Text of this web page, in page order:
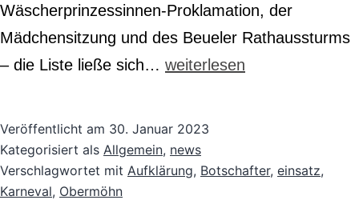
Wäscherprinzessinnen-Proklamation, der
Mädchensitzung und des Beueler Rathaussturms
– die Liste ließe sich… Facettenreiches
psychisch
erkrankte
weiterlesen
Veröffentlicht am 30. Januar 2023
Kategorisiert als Allgemein, news
Verschlagwortet mit Aufklärung, Botschafter, einsatz,
Karneval, Obermöhn